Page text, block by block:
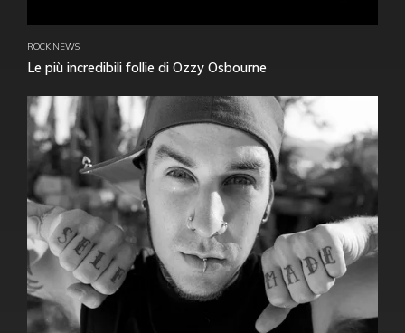
ROCK NEWS
Le più incredibili follie di Ozzy Osbourne